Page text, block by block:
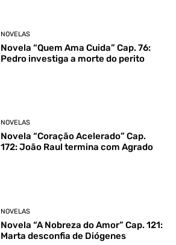
NOVELAS
Novela “Quem Ama Cuida” Cap. 76:
Pedro investiga a morte do perito
NOVELAS
Novela “Coração Acelerado” Cap.
172: João Raul termina com Agrado
NOVELAS
Novela “A Nobreza do Amor” Cap. 121:
Marta desconfia de Diógenes